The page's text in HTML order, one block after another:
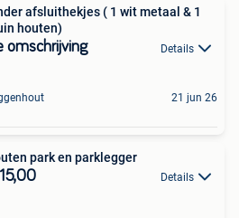
afsluithekjes ( 1 wit metaal & 1
houten)
omschrijving Details
21 jun 26
park en parklegger
Details